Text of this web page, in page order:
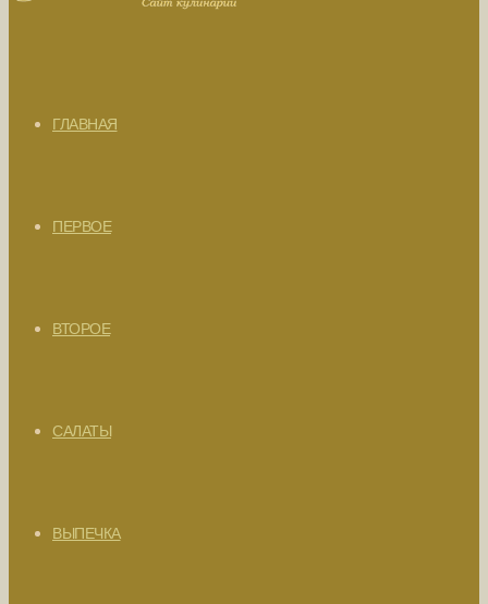
ГЛАВНАЯ
ПЕРВОЕ
ВТОРОЕ
САЛАТЫ
ВЫПЕЧКА